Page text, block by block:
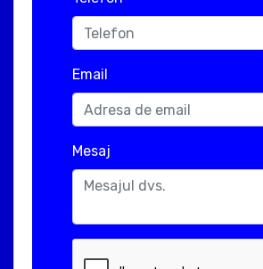
Email
Mesaj